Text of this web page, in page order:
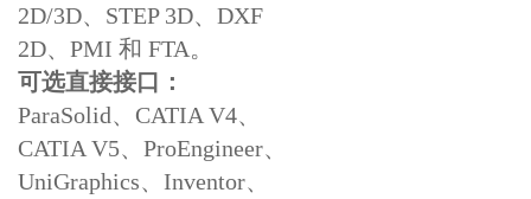
2D/3D、STEP 3D、DXF
2D、PMI 和 FTA。
可选直接接口：
ParaSolid、CATIA V4、
CATIA V5、ProEngineer、
UniGraphics、Inventor、